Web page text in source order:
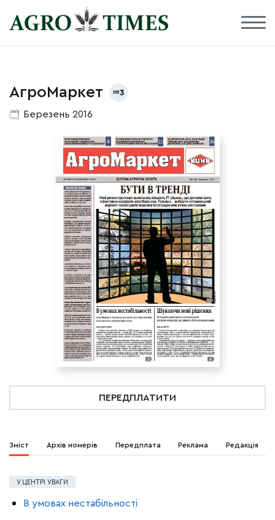
АгроМаркет 3
Березень 2016
ПЕРЕДПЛАТИТИ
Зміст Архів номерів Передплата Реклама Редакція
У ЦЕНТРІ УВАГИ
В умовах нестабільності